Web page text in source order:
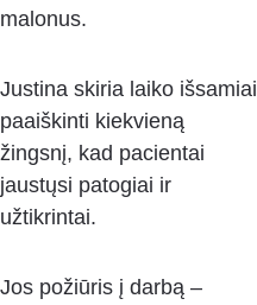
malonus.
Justina skiria laiko išsamiai
paaiškinti kiekvieną
žingsnį, kad pacientai
jaustųsi patogiai ir
užtikrintai.
Jos požiūris į darbą –